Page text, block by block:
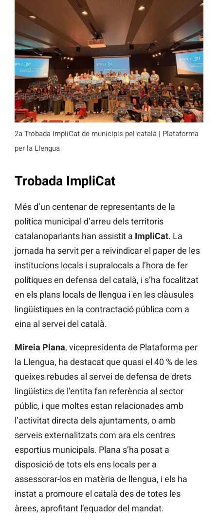
2a Trobada ImpliCat de municipis pel català | Plataforma
per la Llengua
Trobada ImpliCat
Més d’un centenar de representants de la
política municipal d’arreu dels territoris
catalanoparlants han assistit a ImpliCat. La
jornada ha servit per a reivindicar el paper de les
institucions locals i supralocals a l’hora de fer
polítiques en defensa del català, i s’ha focalitzat
en els plans locals de llengua i en les clàusules
lingüístiques en la contractació pública com a
eina al servei del català.
Mireia Plana, vicepresidenta de Plataforma per
la Llengua, ha destacat que quasi el 40 % de les
queixes rebudes al servei de defensa de drets
lingüístics de l’entita fan referència al sector
públic, i que moltes estan relacionades amb
l’activitat directa dels ajuntaments, o amb
serveis externalitzats com ara els centres
esportius municipals. Plana s’ha posat a
disposició de tots els ens locals per a
assessorar-los en matèria de llengua, i els ha
instat a promoure el català des de totes les
àrees, aprofitant l’equador del mandat.